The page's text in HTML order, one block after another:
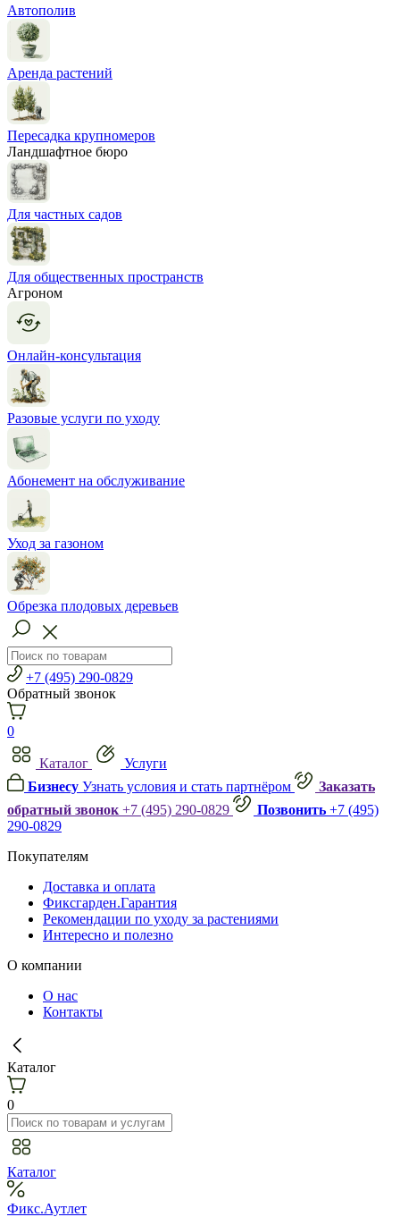
Автополив
Аренда растений
Пересадка крупномеров
Ландшафтное бюро
Для частных садов
Для общественных пространств
Агроном
Онлайн-консультация
Разовые услуги по уходу
Абонемент на обслуживание
Уход за газоном
Обрезка плодовых деревьев
+7 (495) 290-0829
Обратный звонок
0
Каталог
Услуги
Бизнесу Узнать условия и стать партнёром
Заказать
обратный звонок +7 (495) 290-0829 Позвонить +7 (495)
290-0829
Покупателям
Доставка и оплата
Фиксгарден.Гарантия
Рекомендации по уходу за растениями
Интересно и полезно
О компании
О нас
Контакты
Каталог
0
Каталог
Фикс.Аутлет